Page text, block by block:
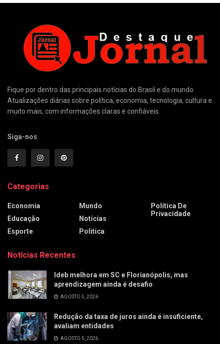
Fique por dentro das principais notícias do Brasil e do mundo.
Atualizações diárias sobre política, economia, tecnologia, cultura e
muito mais, com informações claras e confiáveis.
Siga-nos
Categorias
Economia
Educação
Esporte
Mundo
Notícias
Politica
Política De
Privacidade
Notícias Recentes
Ideb melhora em SC e Florianópolis, mas
aprendizagem ainda é desafio
AGOSTO 5, 2026
Redução da taxa de juros ainda é insuficiente,
avaliam entidades
AGOSTO 5, 2026